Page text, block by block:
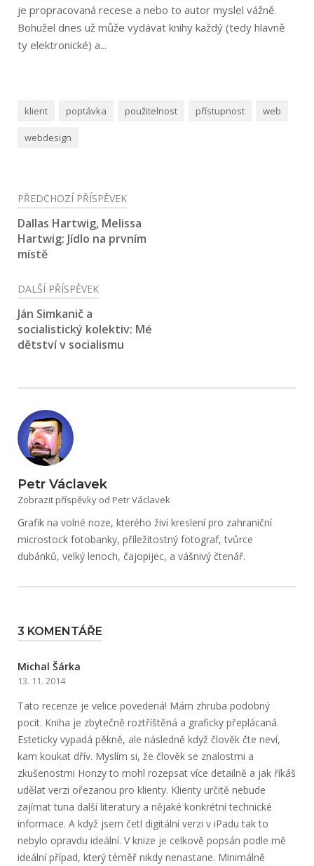
je propracovaná recese a nebo to autor myslel vážně.
Bohužel dnes už může vydávat knihy každý (tedy hlavně
ty elektronické) a...
klient poptávka použitelnost přístupnost web
webdesign
Navigace
pro
příspěvek
PŘEDCHOZÍ PŘÍSPĚVEK
Dallas Hartwig, Melissa
Hartwig: Jídlo na prvním
místě
DALŠÍ PŘÍSPĚVEK
Ján Simkanič a
socialistický kolektiv: Mé
dětství v socialismu
Petr Václavek
Zobrazit příspěvky od Petr Václavek
Grafik na volné noze, kterého živí kreslení pro zahraniční
microstock fotobanky, příležitostný fotograf, tvůrce
dubánků, velký lenoch, čajopijec, a vášnivý čtenář.
3 KOMENTÁŘE
Michal Šárka
13. 11. 2014
Tato recenze je velice povedená! Mám zhruba podobný
pocit. Kniha je zbytečně roztříštěná a graficky přeplácaná.
Esteticky vypadá pěkně, ale následně když člověk čte neví,
kam koukat dřív. Myslím si, že člověk se znalostmi a
zkušenostmi Honzy to mohl rozepsat více detailně a jak říkáš
udělat verzi ořezanou pro klienty. Klienty určitě nebude
zajímat tuna další literatury a nějaké konkrétní technické
informace. A když jsem četl digitální verzi v iPadu tak to
nebylo opravdu ideální. V knize je celkově popsán podle mě
ideální případ, který téměř nikdy nenastane. Minimálně